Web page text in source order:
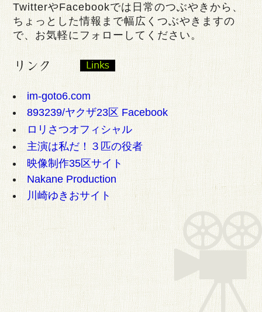
TwitterやFacebookでは日常のつぶやきから、
ちょっとした情報まで幅広くつぶやきますの
で、お気軽にフォローしてください。
im-goto6.com
893239/ヤクザ23区 Facebook
ロリさつオフィシャル
主演は私だ！３匹の役者
映像制作35区サイト
Nakane Production
川崎ゆきおサイト